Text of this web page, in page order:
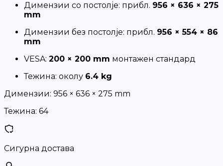
Димензии со постолје: прибл. 956 × 636 × 275
mm
Димензии без постолје: прибл. 956 × 554 × 86
mm
VESA: 200 × 200 mm монтажен стандард
Тежина: околу 6.4 kg
Димензии: 956 × 636 × 275 mm
Тежина: 64
Сигурна достава